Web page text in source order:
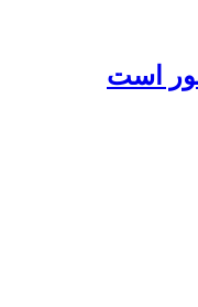
است